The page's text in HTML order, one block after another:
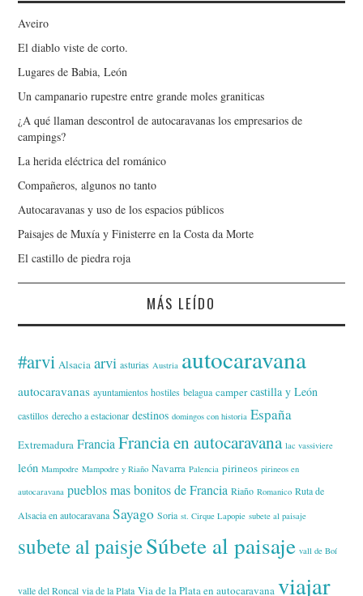
Aveiro
El diablo viste de corto.
Lugares de Babia, León
Un campanario rupestre entre grande moles graniticas
¿A qué llaman descontrol de autocaravanas los empresarios de
campings?
La herida eléctrica del románico
Compañeros, algunos no tanto
Autocaravanas y uso de los espacios públicos
Paisajes de Muxía y Finisterre en la Costa da Morte
El castillo de piedra roja
MÁS LEÍDO
#arvi Alsacia arvi asturias Austria autocaravana
autocaravanas ayuntamientos hostiles belagua camper castilla y León
castillos derecho a estacionar destinos domingos con historia España
Extremadura Francia Francia en autocaravana lac vassiviere
león Mampodre Mampodre y Riaño Navarra Palencia pirineos pirineos en
autocaravana pueblos mas bonitos de Francia Riaño Romanico Ruta de
Alsacia en autocaravana Sayago Soria st. Cirque Lapopie subete al paisaje
subete al paisjeSúbete al paisaje vall de Boí
valle del Roncal via de la Plata Via de la Plata en autocaravana viajar